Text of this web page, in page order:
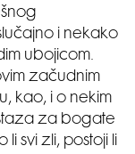
i nekako
ubojicom.
začudnim
kao, i o nekim
za bogate
svi zli, postoji li